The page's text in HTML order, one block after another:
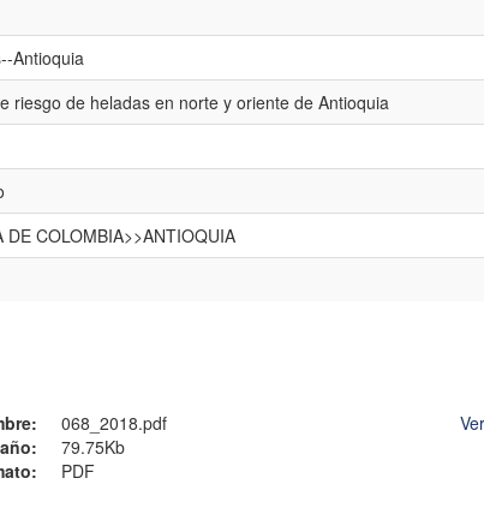
Antioquia
riesgo de heladas en norte y oriente de Antioquia
DE COLOMBIA>>ANTIOQUIA
068_2018.pdf
79.75Kb
PDF